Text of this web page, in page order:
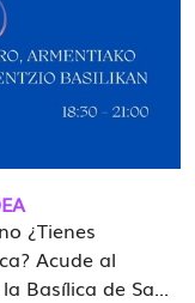
¿Tienes
Acude al
Basílica de Sa...